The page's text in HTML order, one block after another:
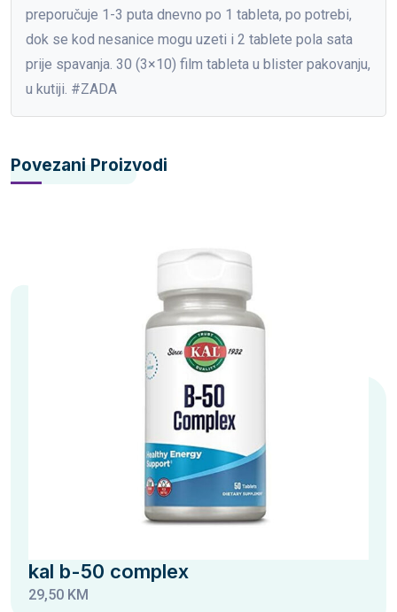
preporučuje 1-3 puta dnevno po 1 tableta, po potrebi,
dok se kod nesanice mogu uzeti i 2 tablete pola sata
prije spavanja. 30 (3×10) film tableta u blister pakovanju,
u kutiji. #ZADA
Povezani Proizvodi
kal b-50 complex
29,50 KM